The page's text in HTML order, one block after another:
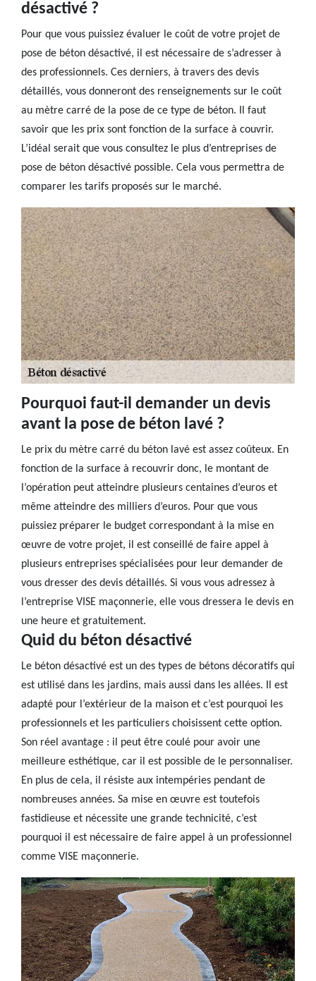
désactivé ?
Pour que vous puissiez évaluer le coût de votre projet de
pose de béton désactivé, il est nécessaire de s’adresser à
des professionnels. Ces derniers, à travers des devis
détaillés, vous donneront des renseignements sur le coût
au mètre carré de la pose de ce type de béton. Il faut
savoir que les prix sont fonction de la surface à couvrir.
L’idéal serait que vous consultez le plus d’entreprises de
pose de béton désactivé possible. Cela vous permettra de
comparer les tarifs proposés sur le marché.
Pourquoi faut-il demander un devis
avant la pose de béton lavé ?
Le prix du mètre carré du béton lavé est assez coûteux. En
fonction de la surface à recouvrir donc, le montant de
l’opération peut atteindre plusieurs centaines d’euros et
même atteindre des milliers d’euros. Pour que vous
puissiez préparer le budget correspondant à la mise en
œuvre de votre projet, il est conseillé de faire appel à
plusieurs entreprises spécialisées pour leur demander de
vous dresser des devis détaillés. Si vous vous adressez à
l’entreprise VISE maçonnerie, elle vous dressera le devis en
une heure et gratuitement.
Quid du béton désactivé
Le béton désactivé est un des types de bétons décoratifs qui
est utilisé dans les jardins, mais aussi dans les allées. Il est
adapté pour l’extérieur de la maison et c’est pourquoi les
professionnels et les particuliers choisissent cette option.
Son réel avantage : il peut être coulé pour avoir une
meilleure esthétique, car il est possible de le personnaliser.
En plus de cela, il résiste aux intempéries pendant de
nombreuses années. Sa mise en œuvre est toutefois
fastidieuse et nécessite une grande technicité, c’est
pourquoi il est nécessaire de faire appel à un professionnel
comme VISE maçonnerie.